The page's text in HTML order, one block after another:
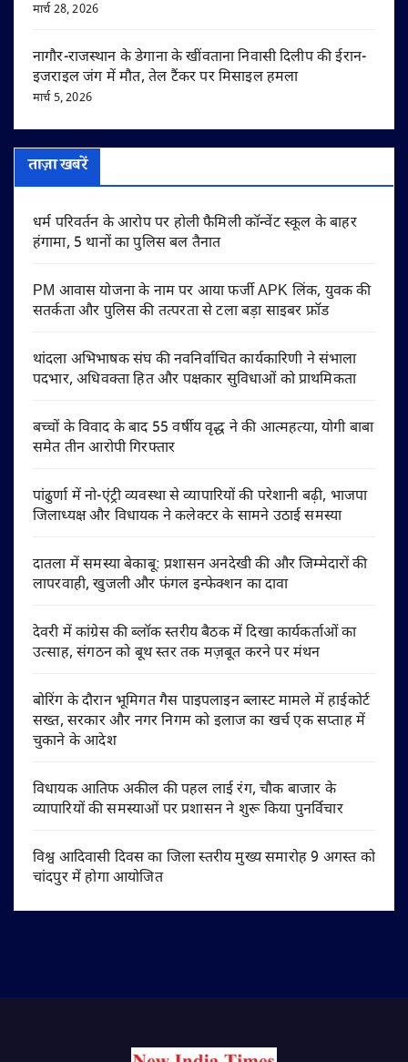
मार्च 28, 2026
नागौर-राजस्थान के डेगाना के खींवताना निवासी दिलीप की ईरान-
इजराइल जंग में मौत, तेल टैंकर पर मिसाइल हमला
मार्च 5, 2026
ताज़ा खबरें
धर्म परिवर्तन के आरोप पर होली फैमिली कॉन्वेंट स्कूल के बाहर
हंगामा, 5 थानों का पुलिस बल तैनात
PM आवास योजना के नाम पर आया फर्जी APK लिंक, युवक की
सतर्कता और पुलिस की तत्परता से टला बड़ा साइबर फ्रॉड
थांदला अभिभाषक संघ की नवनिर्वाचित कार्यकारिणी ने संभाला
पदभार, अधिवक्ता हित और पक्षकार सुविधाओं को प्राथमिकता
बच्चों के विवाद के बाद 55 वर्षीय वृद्ध ने की आत्महत्या, योगी बाबा
समेत तीन आरोपी गिरफ्तार
पांढुर्णा में नो-एंट्री व्यवस्था से व्यापारियों की परेशानी बढ़ी, भाजपा
जिलाध्यक्ष और विधायक ने कलेक्टर के सामने उठाई समस्या
दातला में समस्या बेकाबू: प्रशासन अनदेखी की और जिम्मेदारों की
लापरवाही, खुजली और फंगल इन्फेक्शन का दावा
देवरी में कांग्रेस की ब्लॉक स्तरीय बैठक में दिखा कार्यकर्ताओं का
उत्साह, संगठन को बूथ स्तर तक मज़बूत करने पर मंथन
बोरिंग के दौरान भूमिगत गैस पाइपलाइन ब्लास्ट मामले में हाईकोर्ट
सख्त, सरकार और नगर निगम को इलाज का खर्च एक सप्ताह में
चुकाने के आदेश
विधायक आतिफ अकील की पहल लाई रंग, चौक बाजार के
व्यापारियों की समस्याओं पर प्रशासन ने शुरू किया पुनर्विचार
विश्व आदिवासी दिवस का जिला स्तरीय मुख्य समारोह 9 अगस्त को
चांदपुर में होगा आयोजित